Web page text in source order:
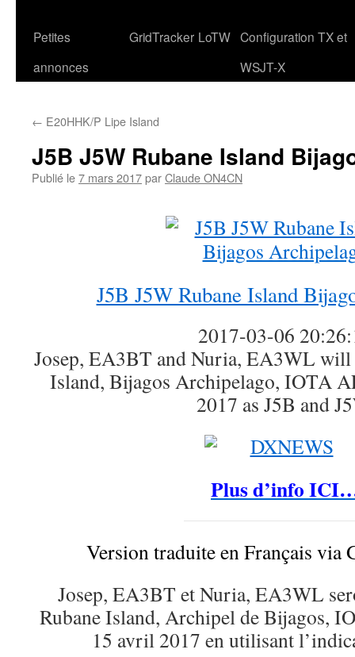
Petites
annonces
GridTracker LoTW Configuration TX et
WSJT-X
← E20HHK/P Lipe Island
J5B J5W Rubane Island
Publié le7 mars 2017parClaude ON4CN
J5B J5W Rubane Island
2017-03-06
Josep, EA3BT and Nuria, EA3WL will
Island, Bijagos Archipelago, IOTA
2017 as J5B and
Plus d’info
Version traduite en Français via
Josep, EA3BT et Nuria, EA3WL
Rubane Island, Archipel de Bijagos,
15 avril 2017 en utilisant